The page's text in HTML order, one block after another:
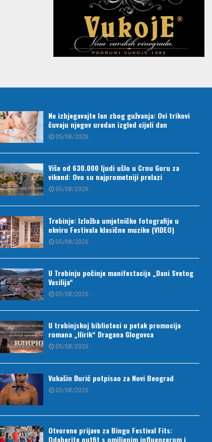
Ne izbjegavajte lan zbog gužvanja: Ovi trikovi
čuvaju njegov uredan izgled cijeli dan
05/08/2026
Više od 630.000 ljudi ušlo u Crnu Goru za
vikend: Ovo su najprometniji prelazi
05/08/2026
Trebinje: Izložba umjetničke fotografije u
okviru Festivala klasične muzike (VIDEO)
05/08/2026
U Trebinju počinje manifestacija „Dani Svetog
Vasilija“
05/08/2026
U trebinjskoj biblioteci u petak promocija
romana „Ilirik“ Dragana Glogovca
05/08/2026
Vukašin Đurić potpisao za Novi Beograd
05/08/2026
Otvorene prijave za Bingo Festival Fits:
Odaberite outfit s omiljenim influencerom i